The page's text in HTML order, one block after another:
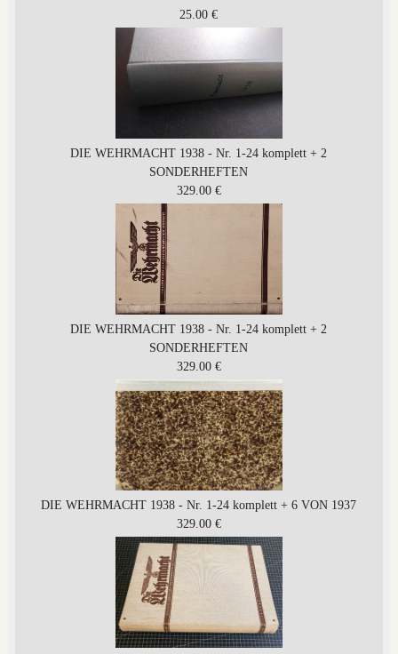
25.00 €
DIE WEHRMACHT 1938 - Nr. 1-24 komplett + 2
SONDERHEFTEN
329.00 €
DIE WEHRMACHT 1938 - Nr. 1-24 komplett + 2
SONDERHEFTEN
329.00 €
DIE WEHRMACHT 1938 - Nr. 1-24 komplett + 6 VON 1937
329.00 €